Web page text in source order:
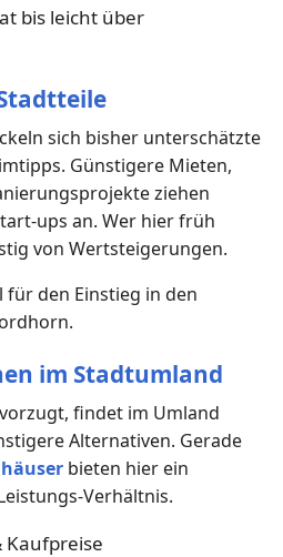
bis leicht über
sich bisher unterschätzte
Günstigere Mieten,
ziehen
ups an. Wer hier früh
von Wertsteigerungen.
für den Einstieg in den
im Stadtumland
findet im Umland
Alternativen. Gerade
bieten hier ein
Verhältnis.
Kaufpreise